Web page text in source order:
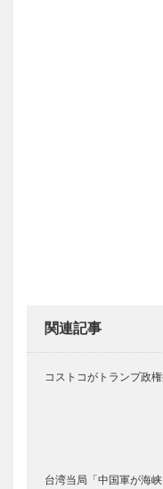
関連記事
コストコがトランプ政
台湾当局「中国軍が海